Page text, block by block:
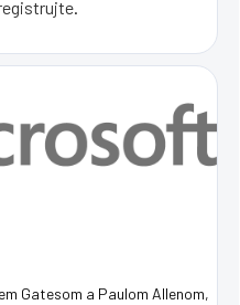
.
Gatesom a Paulom Allenom,